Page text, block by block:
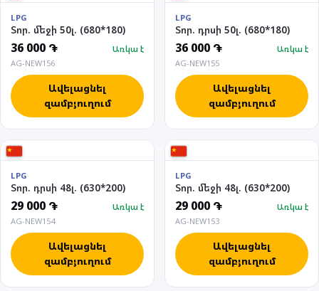
LPG
Տոր. մեջի 50լ. (680*180)
36 000 ֏
Առկա է
AG-NEW156
Ավելացնել
զամբյուղում
LPG
Տոր. դրսի 50լ. (680*180)
36 000 ֏
Առկա է
AG-NEW155
Ավելացնել
զամբյուղում
LPG
Տոր. դրսի 48լ. (630*200)
29 000 ֏
Առկա է
AG-NEW154
Ավելացնել
զամբյուղում
LPG
Տոր. մեջի 48լ. (630*200)
29 000 ֏
Առկա է
AG-NEW153
Ավելացնել
զամբյուղում